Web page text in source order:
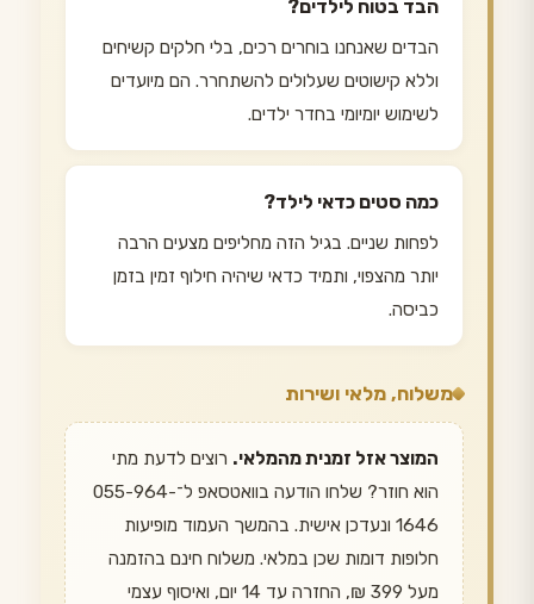
הבד בטוח לילדים?
הבדים שאנחנו בוחרים רכים, בלי חלקים קשיחים
וללא קישוטים שעלולים להשתחרר. הם מיועדים
לשימוש יומיומי בחדר ילדים.
כמה סטים כדאי לילד?
לפחות שניים. בגיל הזה מחליפים מצעים הרבה
יותר מהצפוי, ותמיד כדאי שיהיה חילוף זמין בזמן
כביסה.
משלוח, מלאי ושירות
המוצר אזל זמנית מהמלאי. רוצים לדעת מתי
הוא חוזר? שלחו הודעה בוואטסאפ ל־055-964-
1646 ונעדכן אישית. בהמשך העמוד מופיעות
חלופות דומות שכן במלאי. משלוח חינם בהזמנה
מעל 399 ₪, החזרה עד 14 יום, ואיסוף עצמי